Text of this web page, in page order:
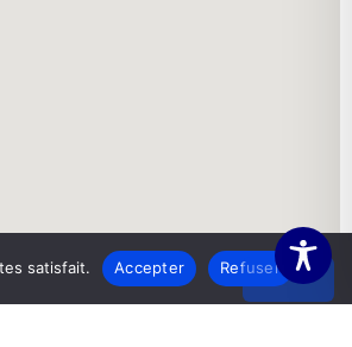
satisfait. Accepter Refuser